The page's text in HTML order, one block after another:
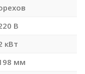
В
кВт
мм